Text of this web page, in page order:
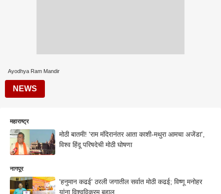
Ayodhya Ram Mandir
NEWS
महाराष्ट्र
मोठी बातमी! 'राम मंदिरानंतर आता काशी-मथुरा आमचा अजेंडा',
विश्व हिंदू परिषदेची मोठी घोषणा
नागपूर
'हनुमान कढई' ठरली जगातील सर्वात मोठी कढई; विष्णू मनोहर
यांना विश्वविक्रम बहाल